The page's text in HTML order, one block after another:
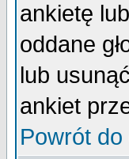
ankietę
oddane
lub
ankiet
Powrót